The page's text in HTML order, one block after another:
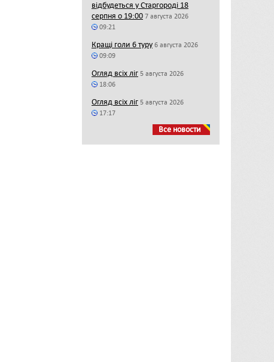
відбудеться у Старгороді 18
серпня о 19:00 7 августа 2026
09:21
Кращі голи 6 туру 6 августа 2026
09:09
Огляд всіх ліг 5 августа 2026
18:06
Огляд всіх ліг 5 августа 2026
17:17
Все новости